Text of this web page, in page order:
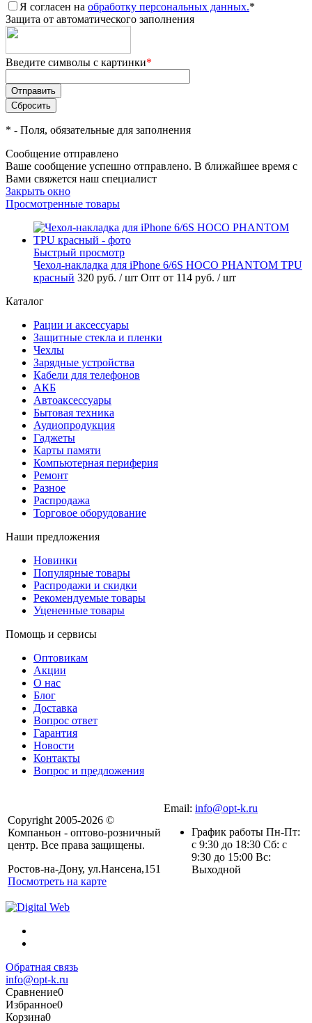
Я согласен на обработку персональных данных.*
Защита от автоматического заполнения
Введите символы с картинки*
* - Поля, обязательные для заполнения
Сообщение отправлено
Ваше сообщение успешно отправлено. В ближайшее время с
Вами свяжется наш специалист
Закрыть окно
Просмотренные товары
Быстрый просмотр
Чехол-накладка для iPhone 6/6S HOCO PHANTOM TPU
красный 320 руб. / шт Опт от 114 руб. / шт
Каталог
Рации и аксессуары
Защитные стекла и пленки
Чехлы
Зарядные устройства
Кабели для телефонов
АКБ
Автоаксессуары
Бытовая техника
Аудиопродукция
Гаджеты
Карты памяти
Компьютерная периферия
Ремонт
Разное
Распродажа
Торговое оборудование
Наши предложения
Новинки
Популярные товары
Распродажи и скидки
Рекомендуемые товары
Уцененные товары
Помощь и сервисы
Оптовикам
Акции
О нас
Блог
Доставка
Вопрос ответ
Гарантия
Новости
Контакты
Вопрос и предложения
Copyright 2005-2026 ©
Компаньон - оптово-розничный
центр. Все права защищены.
Ростов-на-Дону, ул.Нансена,151
Посмотреть на карте
Email: info@opt-k.ru
График работы Пн-Пт:
с 9:30 до 18:30 Сб: с
9:30 до 15:00 Вс:
Выходной
Обратная связь
info@opt-k.ru
Сравнение0
Избранное0
Корзина0